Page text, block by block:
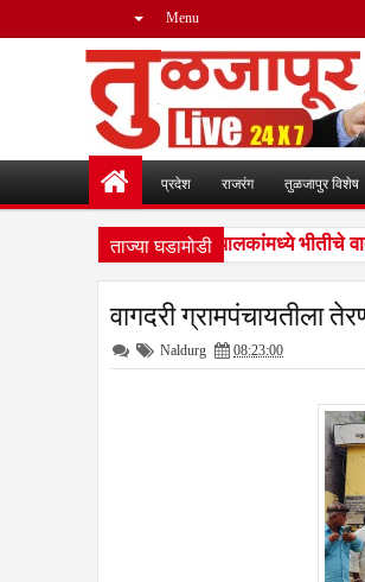
Menu
प्रदेश राजरंग तुळजापुर विशेष
ताज्या घडामोडी
शिवारातील घटना; पशुपालकांमध्ये भीतीचे
वागदरी ग्रामपंचायतीला
Naldurg 08:23:00